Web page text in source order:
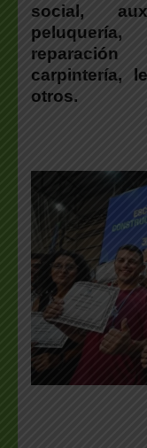
social,
reparación
carpintería,
otros.